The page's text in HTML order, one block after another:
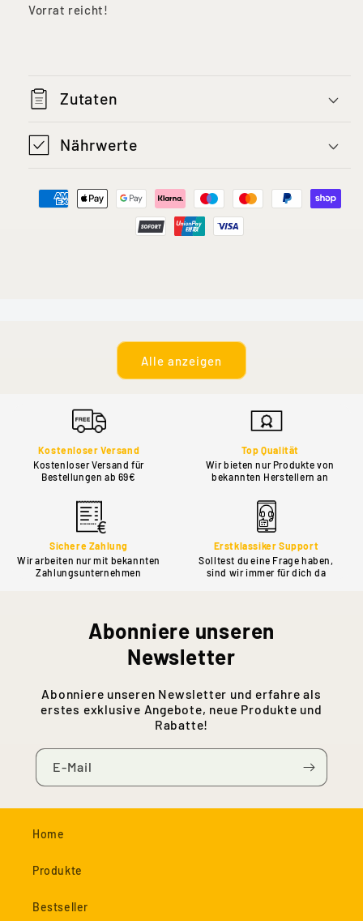
Vorrat reicht!
Zutaten
Nährwerte
Alle anzeigen
Kostenloser Versand
Kostenloser Versand für
Bestellungen ab 69€
Top Qualität
Wir bieten nur Produkte von
bekannten Herstellern an
Sichere Zahlung
Wir arbeiten nur mit bekannten
Zahlungsunternehmen
Erstklassiker Support
Solltest du eine Frage haben,
sind wir immer für dich da
Abonniere unseren
Newsletter
Abonniere unseren Newsletter und erfahre als
erstes exklusive Angebote, neue Produkte und
Rabatte!
E-Mail
Home
Produkte
Bestseller